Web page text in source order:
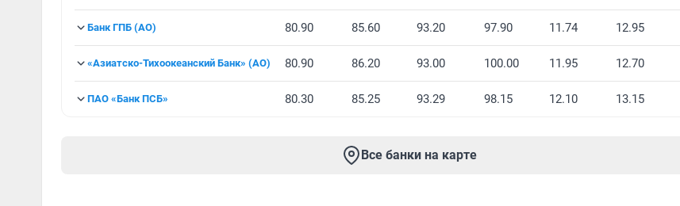
Банк ГПБ (АО) 80.90 85.60 93.20 97.90 11.74 12.95
«Азиатско-Тихоокеанский Банк» (АО) 80.90 86.20 93.00 100.00 11.95 12.70
ПАО «Банк ПСБ» 80.30 85.25 93.29 98.15 12.10 13.15
Все банки на карте